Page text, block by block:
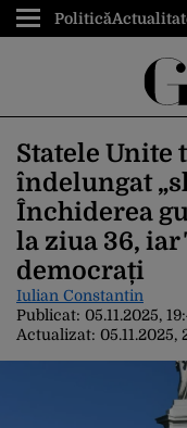
Politică
Statele Unite
îndelungat
Închiderea
la ziua 36,
democrați
Iulian Constantin
Publicat: 05.11.2025,
Actualizat: 05.11.2025,